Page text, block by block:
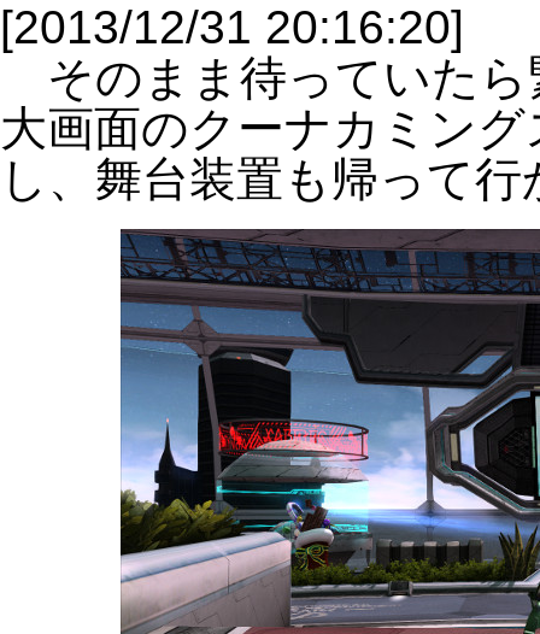
[2013/12/31 20:16:20]
そのまま待っていたら
大画面のクーナカミン
し、舞台装置も帰って行